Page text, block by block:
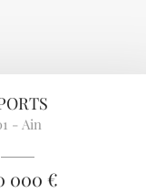
- Ain
000 €